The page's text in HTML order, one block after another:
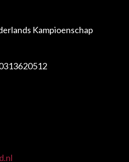
Kampioenschap